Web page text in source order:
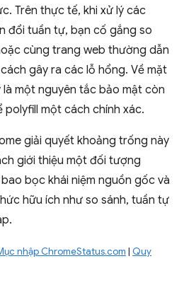
Trên thực tế, khi xử lý các
đổi tuần tự, bạn cố gắng so
cùng trang web thường dẫn
gây ra các lỗ hổng. Về mặt
một nguyên tắc bảo mật còn
polyfill một cách chính xác.
giải quyết khoảng trống này
giới thiệu một đối tượng
bọc khái niệm nguồn gốc và
hữu ích như so sánh, tuần tự
nhập ChromeStatus.com | Quy